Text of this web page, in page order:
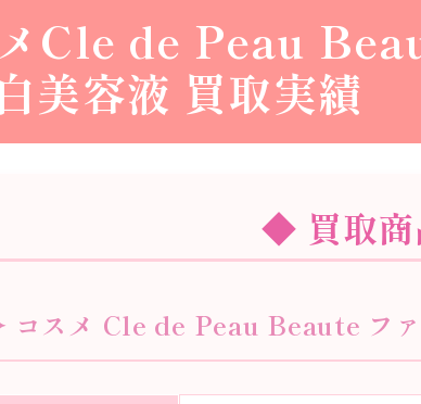
Cle de Peau
美容液 買取実績
◆ 買取
コスメ Cle de Peau Beaute フ